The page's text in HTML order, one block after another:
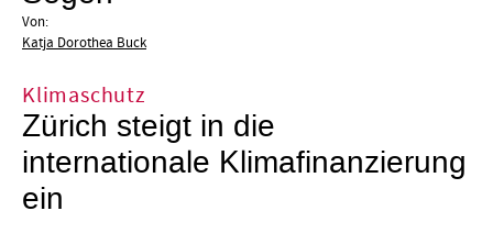
Von:
Katja Dorothea Buck
Klimaschutz
Zürich steigt in die
internationale Klimafinanzierung
ein